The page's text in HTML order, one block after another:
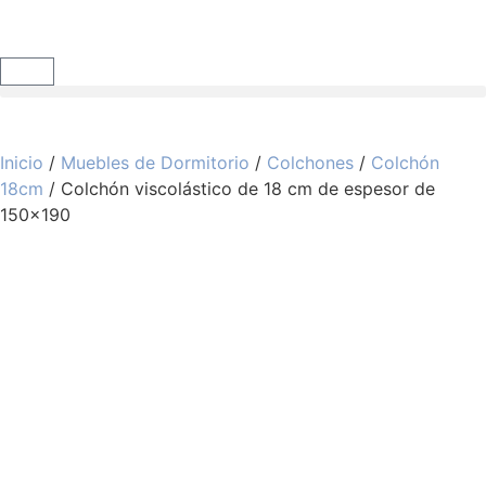
Inicio / Muebles de Dormitorio / Colchones / Colchón
18cm / Colchón viscolástico de 18 cm de espesor de
150×190